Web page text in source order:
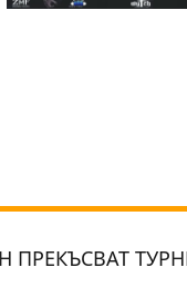
ПРЕКЪСВАТ